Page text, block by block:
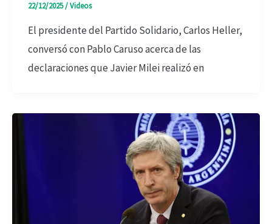
22/12/2025/Videos
El presidente del Partido Solidario, Carlos Heller,
conversó con Pablo Caruso acerca de las
declaraciones que Javier Milei realizó en